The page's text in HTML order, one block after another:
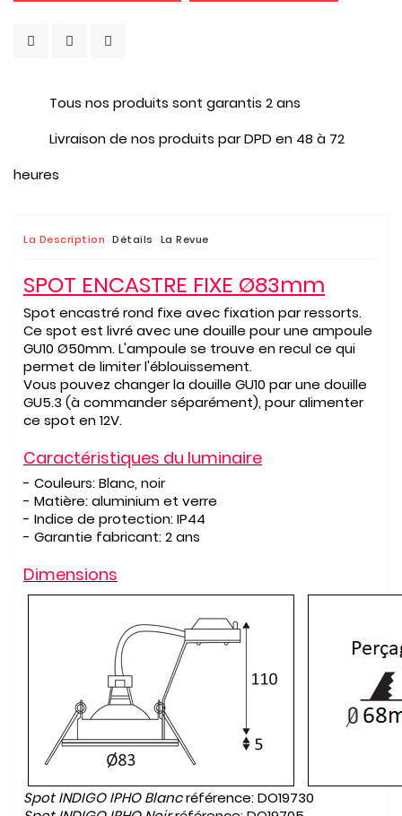
Tous nos produits sont garantis 2 ans
Livraison de nos produits par DPD en 48 à 72
heures
La Description Détails La Revue
SPOT ENCASTRE FIXE Ø83mm
Spot encastré rond fixe avec fixation par ressorts.
Ce spot est livré avec une douille pour une ampoule
GU10 Ø50mm. L'ampoule se trouve en recul ce qui
permet de limiter l'éblouissement.
Vous pouvez changer la douille GU10 par une douille
GU5.3 (à commander séparément), pour alimenter
ce spot en 12V.
Caractéristiques du luminaire
- Couleurs:Blanc, noir
- Matière:aluminium et verre
- Indice de protection:IP44
- Garantie fabricant:2ans
Dimensions
Spot INDIGO IPHO Blancréférence:DO19730